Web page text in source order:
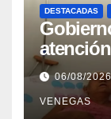
DESTACADAS
con06/08/
VENEGAS